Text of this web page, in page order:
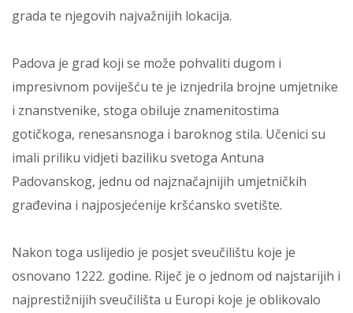
grada te njegovih najvažnijih lokacija.
Padova je grad koji se može pohvaliti dugom i
impresivnom poviješću te je iznjedrila brojne umjetnike
i znanstvenike, stoga obiluje znamenitostima
gotičkoga, renesansnoga i baroknog stila. Učenici su
imali priliku vidjeti baziliku svetoga Antuna
Padovanskog, jednu od najznačajnijih umjetničkih
građevina i najposjećenije kršćansko svetište.
Nakon toga uslijedio je posjet sveučilištu koje je
osnovano 1222. godine. Riječ je o jednom od najstarijih i
najprestižnijih sveučilišta u Europi koje je oblikovalo